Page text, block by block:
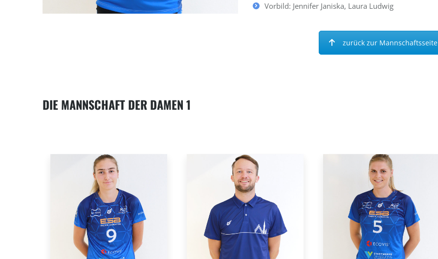
Vorbild: Jennifer Janiska, Laura Ludwig
zurück zur Mannschaftsseite
DIE MANNSCHAFT DER DAMEN 1